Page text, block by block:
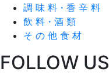
調 味 料・香 辛 料
飲 料・酒 類
そ の 他 食 材
FOLLOW US